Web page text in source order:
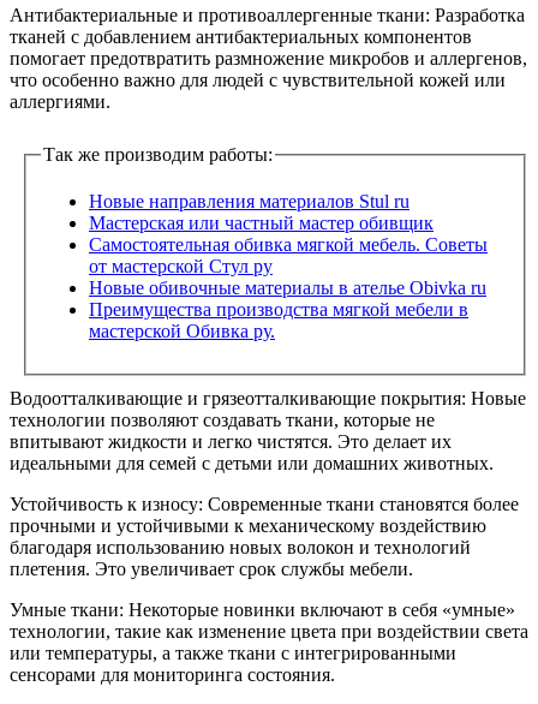
Антибактериальные и противоаллергенные ткани: Разработка
тканей с добавлением антибактериальных компонентов
помогает предотвратить размножение микробов и аллергенов,
что особенно важно для людей с чувствительной кожей или
аллергиями.
Так же производим работы:
Новые направления материалов Stul ru
Мастерская или частный мастер обивщик
Самостоятельная обивка мягкой мебель. Советы
от мастерской Стул ру
Новые обивочные материалы в ателье Obivka ru
Преимущества производства мягкой мебели в
мастерской Обивка ру.
Водоотталкивающие и грязеотталкивающие покрытия: Новые
технологии позволяют создавать ткани, которые не
впитывают жидкости и легко чистятся. Это делает их
идеальными для семей с детьми или домашних животных.
Устойчивость к износу: Современные ткани становятся более
прочными и устойчивыми к механическому воздействию
благодаря использованию новых волокон и технологий
плетения. Это увеличивает срок службы мебели.
Умные ткани: Некоторые новинки включают в себя «умные»
технологии, такие как изменение цвета при воздействии света
или температуры, а также ткани с интегрированными
сенсорами для мониторинга состояния.